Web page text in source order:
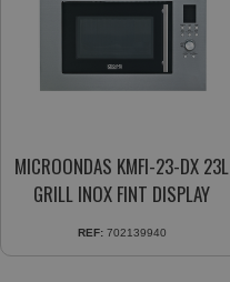
MICROONDAS KMFI-23-DX 23L
GRILL INOX FINT DISPLAY
REF: 702139940